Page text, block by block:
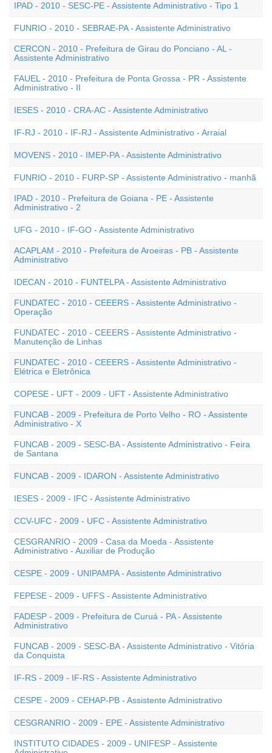
IPAD - 2010 - SESC-PE - Assistente Administrativo - Tipo 1
FUNRIO - 2010 - SEBRAE-PA - Assistente Administrativo
CERCON - 2010 - Prefeitura de Girau do Ponciano - AL -
Assistente Administrativo
FAUEL - 2010 - Prefeitura de Ponta Grossa - PR - Assistente
Administrativo - II
IESES - 2010 - CRA-AC - Assistente Administrativo
IF-RJ - 2010 - IF-RJ - Assistente Administrativo - Arraial
MOVENS - 2010 - IMEP-PA - Assistente Administrativo
FUNRIO - 2010 - FURP-SP - Assistente Administrativo - manhã
IPAD - 2010 - Prefeitura de Goiana - PE - Assistente
Administrativo - 2
UFG - 2010 - IF-GO - Assistente Administrativo
ACAPLAM - 2010 - Prefeitura de Aroeiras - PB - Assistente
Administrativo
IDECAN - 2010 - FUNTELPA - Assistente Administrativo
FUNDATEC - 2010 - CEEERS - Assistente Administrativo -
Operação
FUNDATEC - 2010 - CEEERS - Assistente Administrativo -
Manutenção de Linhas
FUNDATEC - 2010 - CEEERS - Assistente Administrativo -
Elétrica e Eletrônica
COPESE - UFT - 2009 - UFT - Assistente Administrativo
FUNCAB - 2009 - Prefeitura de Porto Velho - RO - Assistente
Administrativo - X
FUNCAB - 2009 - SESC-BA - Assistente Administrativo - Feira
de Santana
FUNCAB - 2009 - IDARON - Assistente Administrativo
IESES - 2009 - IFC - Assistente Administrativo
CCV-UFC - 2009 - UFC - Assistente Administrativo
CESGRANRIO - 2009 - Casa da Moeda - Assistente
Administrativo - Auxiliar de Produção
CESPE - 2009 - UNIPAMPA - Assistente Administrativo
FEPESE - 2009 - UFFS - Assistente Administrativo
FADESP - 2009 - Prefeitura de Curuá - PA - Assistente
Administrativo
FUNCAB - 2009 - SESC-BA - Assistente Administrativo - Vitória
da Conquista
IF-RS - 2009 - IF-RS - Assistente Administrativo
CESPE - 2009 - CEHAP-PB - Assistente Administrativo
CESGRANRIO - 2009 - EPE - Assistente Administrativo
INSTITUTO CIDADES - 2009 - UNIFESP - Assistente